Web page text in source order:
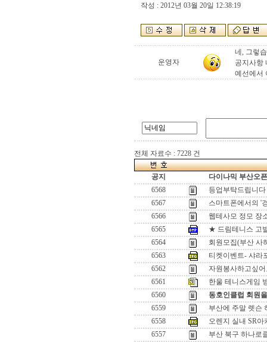
작성 : 2012년 03월 20일 12:38:19
운영자
네, 그렇
공지사항
예선에서
전체 자료수 : 7228 건
공지
다이나믹 부산오
6568
등업부탁드립니다
6567
스마트폰에서의 '
6566
웹테사모 정모 장
6565
★ 드림테니스 고
6564
회원모집(부산 사
6563
티켓이벤트- 샤라
6562
자원봉사하고싶
6561
한울 테니스게임
6560
동호인클럽 회원
6559
부산에 주말 렛슨
6558
오렌지 실내 SR
6557
부산 북구 하나로